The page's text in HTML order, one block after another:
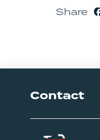
Share
Contact